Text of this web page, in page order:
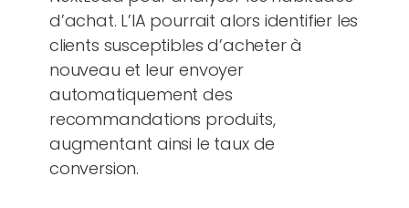
d’achat. L’IA pourrait alors identifier les
clients susceptibles d’acheter à
nouveau et leur envoyer
automatiquement des
recommandations produits,
augmentant ainsi le taux de
conversion.